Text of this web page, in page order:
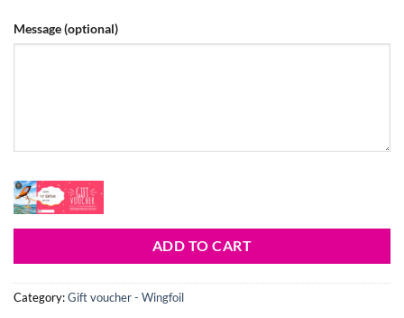
Message(optional)
ADD TO CART
Category:Gift voucher - Wingfoil